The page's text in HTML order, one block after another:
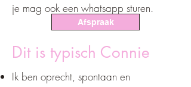
je mag ook een whatsapp sturen.
Afspraak
Dit is typisch Connie
Ik ben oprecht, spontaan en